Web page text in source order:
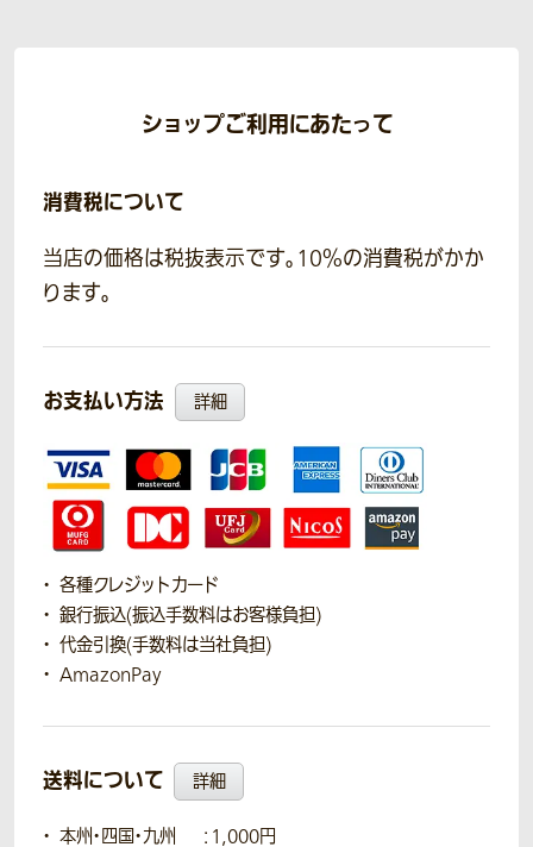
ショップご利用にあたって
消費税について
当店の価格は税抜表示です。10％の消費税がかか
ります。
お支払い方法 詳細
各種クレジットカード
銀行振込(振込手数料はお客様負担)
代金引換(手数料は当社負担)
AmazonPay
送料について 詳細
本州・四国・九州 ：1,000円